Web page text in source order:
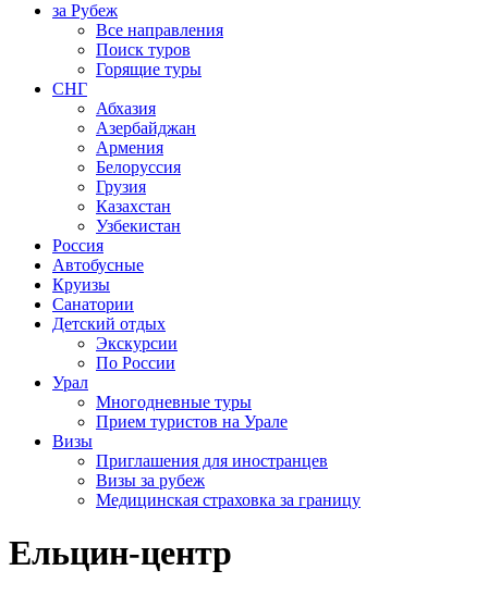
за Рубеж
Все направления
Поиск туров
Горящие туры
СНГ
Абхазия
Азербайджан
Армения
Белоруссия
Грузия
Казахстан
Узбекистан
Россия
Автобусные
Круизы
Санатории
Детский отдых
Экскурсии
По России
Урал
Многодневные туры
Прием туристов на Урале
Визы
Приглашения для иностранцев
Визы за рубеж
Медицинская страховка за границу
Ельцин-центр